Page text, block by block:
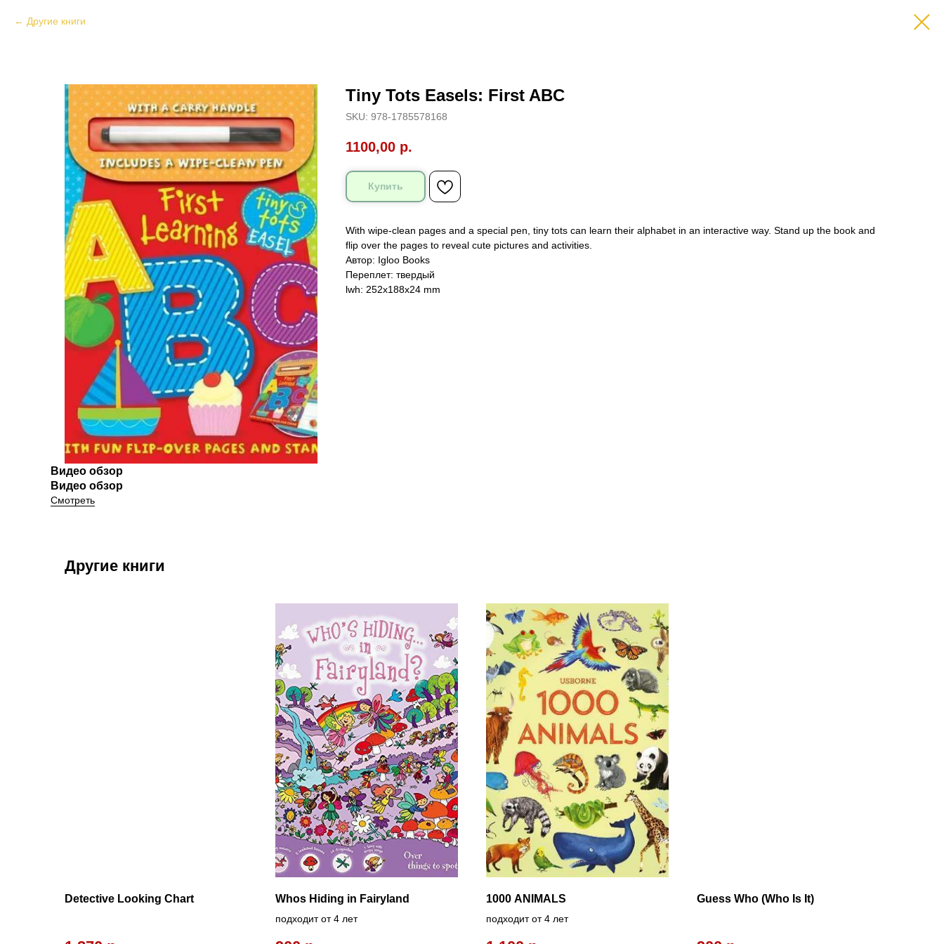
Другие книги
Tiny Tots Easels: First ABC
SKU: 978-1785578168
1100,00 р.
Купить
With wipe-clean pages and a special pen, tiny tots can learn their alphabet in an interactive way. Stand up the book and
flip over the pages to reveal cute pictures and activities.
Автор: Igloo Books
Переплет: твердый
lwh: 252x188x24 mm
Видео обзор
Видео обзор
Смотреть
Другие книги
Detective Looking Chart Whos Hiding in Fairyland
подходит от 4 лет
1000 ANIMALS
подходит от 4 лет
Guess Who (Who Is It)